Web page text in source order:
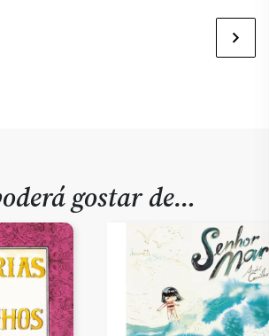
gostar de…